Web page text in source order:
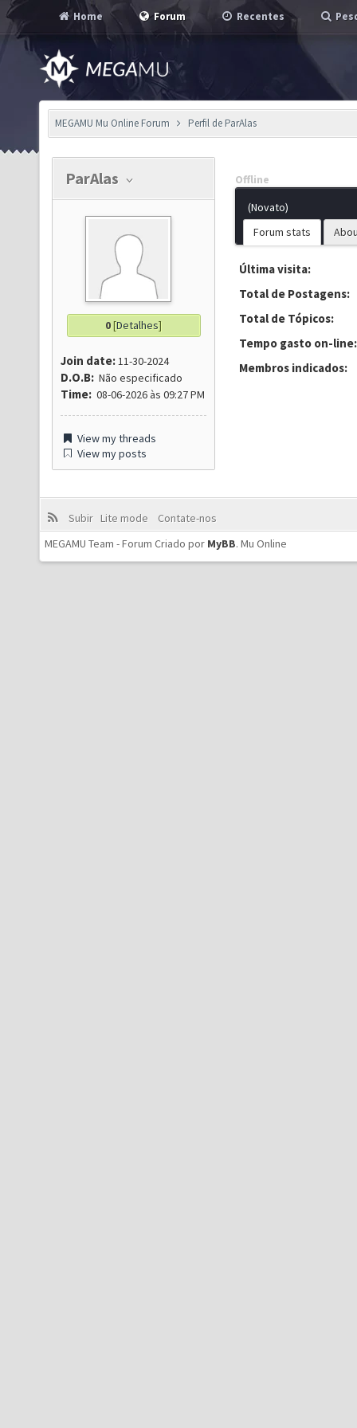
Home Forum Recentes
MEGAMU Mu Online Forum Perfil de ParAlas
ParAlas
0[Detalhes]
Join date:11-30-2024
D.O.B: Não especificado
Time: 08-06-2026 às 09:27 PM
View my threads
View my posts
Offline
(Novato)
Forum stats
Última visita:
Total de Postagens:
Total de Tópicos:
Tempo gasto on-line:
Membros indicados:
Subir Lite mode
Contate-nos
MEGAMU Team - Forum Criado por MyBB. Mu Online